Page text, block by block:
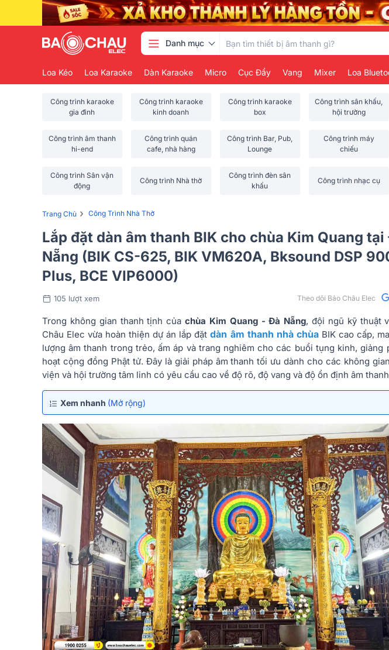
Danh mục
Loa Kéo Loa Karaoke Dàn Karaoke Micro Cục Đẩy Vang Mixer Loa
Công trình karaoke
gia đình
Công trình karaoke
kinh doanh
Công trình karaoke
box
Công trình sân khấu,
hội trường
Công trình âm thanh
hi-end
Công trình quán
cafe, nhà hàng
Công trình Bar, Pub,
Lounge
Công trình máy
chiếu
Công trình Sân vận
động
Công trình Nhà thờ
Công trình đèn sân
khấu
Công trình nhạc cụ
Trang Chủ › Công Trình Nhà Thờ
Lắp đặt dàn âm thanh BIK cho chùa Kim Quang tại
Nẵng (BIK CS-625, BIK VM620A, Bksound DSP
Plus, BCE VIP6000)
105 lượt xem Theo dõi Bảo Châu Elec
Trong không gian thanh tịnh của chùa Kim Quang - Đà Nẵng, đội ngũ kỹ thuật
Châu Elec vừa hoàn thiện dự án lắp đặtdàn âm thanh nhà chùaBIK cao cấp,
lượng âm thanh trong trẻo, ấm áp và trang nghiêm cho các buổi tụng kinh, giảng
hoạt cộng đồng Phật tử. Đây là giải pháp âm thanh tối ưu dành cho các không
viện và hội trường tâm linh có yêu cầu cao về độ rõ, độ vang và độ ổn định âm
Xem nhanh (Mở rộng)